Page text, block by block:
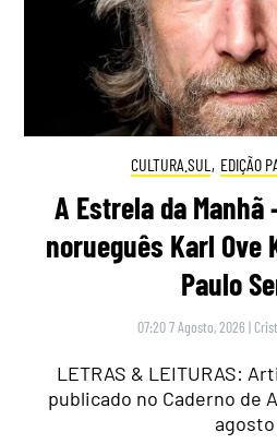
CULTURA.SUL , EDIÇÃO
A Estrela da Manhã
norueguês Karl Ove
Paulo
07:20 7 Agosto, 2026 |
LETRAS & LEITURAS:
publicado no Caderno de
agosto